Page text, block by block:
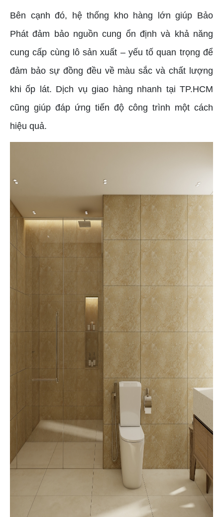
Bên cạnh đó, hệ thống kho hàng lớn giúp Bảo
Phát đảm bảo nguồn cung ổn định và khả năng
cung cấp cùng lô sản xuất – yếu tố quan trọng để
đảm bảo sự đồng đều về màu sắc và chất lượng
khi ốp lát. Dịch vụ giao hàng nhanh tại TP.HCM
cũng giúp đáp ứng tiến độ công trình một cách
hiệu quả.